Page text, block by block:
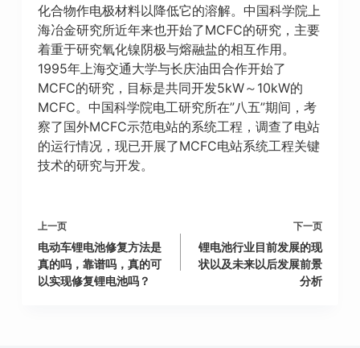
化合物作电极材料以降低它的溶解。中国科学院上
海冶金研究所近年来也开始了MCFC的研究，主要
着重于研究氧化镍阴极与熔融盐的相互作用。
1995年上海交通大学与长庆油田合作开始了
MCFC的研究，目标是共同开发5kW～10kW的
MCFC。中国科学院电工研究所在”八五”期间，考
察了国外MCFC示范电站的系统工程，调查了电站
的运行情况，现已开展了MCFC电站系统工程关键
技术的研究与开发。
上一页
电动车锂电池修复方法是
真的吗，靠谱吗，真的可
以实现修复锂电池吗？
下一页
锂电池行业目前发展的现
状以及未来以后发展前景
分析